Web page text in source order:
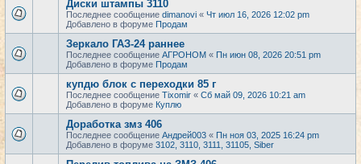
Диски штампы 3110
Последнее сообщение dimanovi « Чт июл 16, 2026 12:02 pm
Добавлено в форуме Продам
Зеркало ГАЗ-24 раннее
Последнее сообщение АГРОНОМ « Пн июн 08, 2026 20:51 pm
Добавлено в форуме Продам
купдю блок с переходки 85 г
Последнее сообщение Tixomir « Сб май 09, 2026 10:21 am
Добавлено в форуме Куплю
Доработка змз 406
Последнее сообщение Андрей003 « Пн ноя 03, 2025 16:24 pm
Добавлено в форуме 3102, 3110, 3111, 31105, Siber